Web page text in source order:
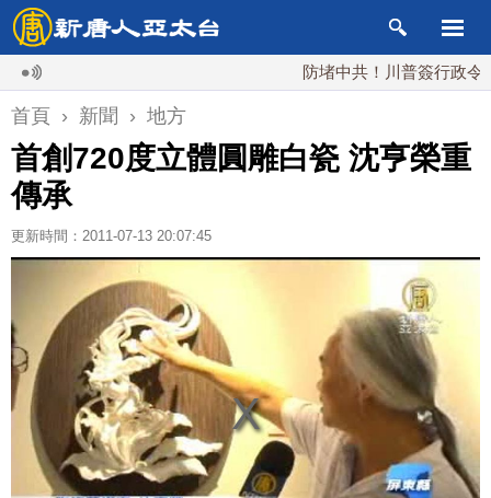
防堵中共！川普簽行政令 對多
首頁 › 新聞 › 地方
首創720度立體圓雕白瓷 沈亨榮重
傳承
更新時間：2011-07-13 20:07:45